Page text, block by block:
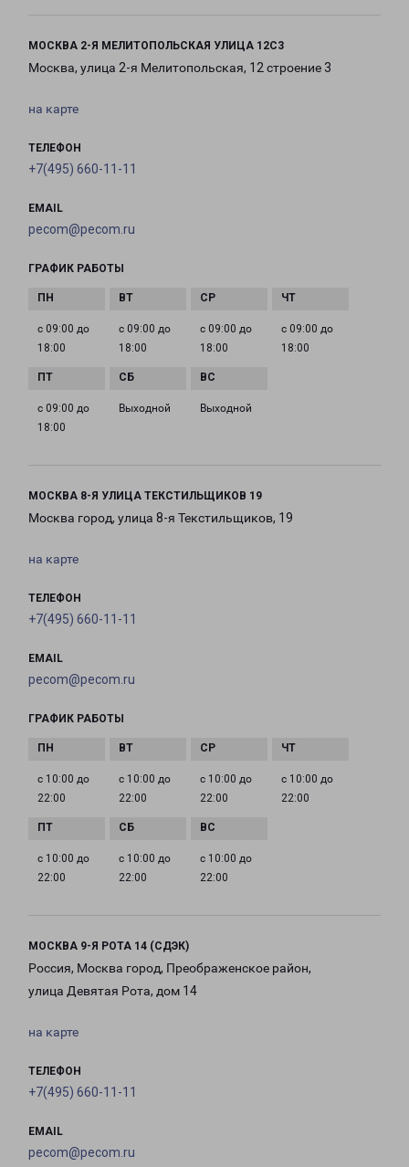
МОСКВА 2-Я МЕЛИТОПОЛЬСКАЯ УЛИЦА 12С3
Москва, улица 2-я Мелитопольская, 12 строение 3
на карте
ТЕЛЕФОН
+7(495) 660-11-11
EMAIL
pecom@pecom.ru
ГРАФИК РАБОТЫ
с 09:00 до
18:00
с 09:00 до
18:00
с 09:00 до
18:00
с 09:00 до
18:00
с 09:00 до
18:00
Выходной Выходной
МОСКВА 8-Я УЛИЦА ТЕКСТИЛЬЩИКОВ 19
Москва город, улица 8-я Текстильщиков, 19
на карте
ТЕЛЕФОН
+7(495) 660-11-11
EMAIL
pecom@pecom.ru
ГРАФИК РАБОТЫ
с 10:00 до
22:00
с 10:00 до
22:00
с 10:00 до
22:00
с 10:00 до
22:00
с 10:00 до
22:00
с 10:00 до
22:00
с 10:00 до
22:00
МОСКВА 9-Я РОТА 14 (СДЭК)
Россия, Москва город, Преображенское район,
улица Девятая Рота, дом 14
на карте
ТЕЛЕФОН
+7(495) 660-11-11
EMAIL
pecom@pecom.ru